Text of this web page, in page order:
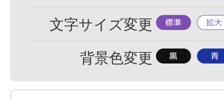
文字サイズ変更 標
準
拡
大
背景色変更 背
色
背
色